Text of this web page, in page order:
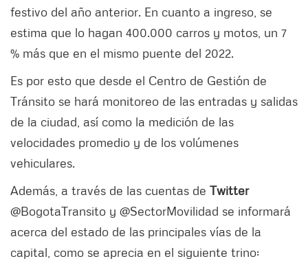
festivo del año anterior. En cuanto a ingreso, se
estima que lo hagan 400.000 carros y motos, un 7
% más que en el mismo puente del 2022.
Es por esto que desde el Centro de Gestión de
Tránsito se hará monitoreo de las entradas y salidas
de la ciudad, así como la medición de las
velocidades promedio y de los volúmenes
vehiculares.
Además, a través de las cuentas de Twitter
@BogotaTransito y @SectorMovilidad se informará
acerca del estado de las principales vías de la
capital, como se aprecia en el siguiente trino: